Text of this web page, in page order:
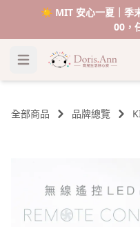
☀️ MIT 安心一夏｜季
00，
全部商品 品牌總覽